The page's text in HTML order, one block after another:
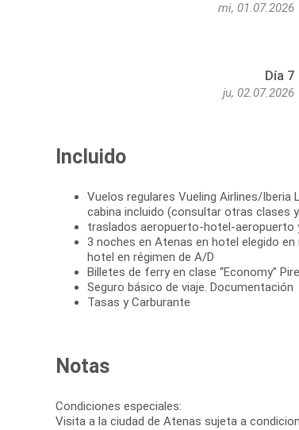
mi, 01.07.2026
Día 7
ju, 02.07.2026
Incluido
Vuelos regulares Vueling Airlines/Iberia
cabina incluido (consultar otras clases
traslados aeropuerto-hotel-aeropuerto
3 noches en Atenas en hotel elegido
hotel en régimen de A/D
Billetes de ferry en clase “Economy”
Seguro básico de viaje. Documentación
Tasas y Carburante
Notas
Condiciones especiales:
Visita a la ciudad de Atenas sujeta a